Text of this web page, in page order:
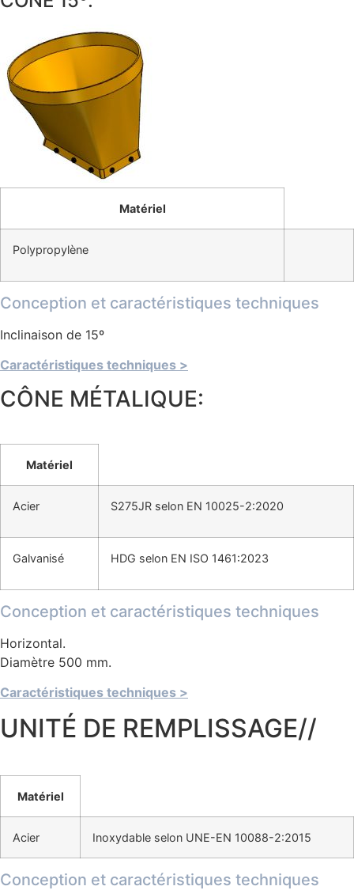
Matériel
Polypropylène
Conception et caractéristiques techniques
Inclinaison de 15º
Caractéristiques techniques >
CÔNE MÉTALIQUE:
Matériel
Acier S275JR selon EN 10025-2:2020
Galvanisé HDG selon EN ISO 1461:2023
Conception et caractéristiques techniques
Horizontal.
Diamètre 500 mm.
Caractéristiques techniques >
UNITÉ DE REMPLISSAGE//
Matériel
Acier Inoxydable selon UNE-EN 10088-2:2015
Conception et caractéristiques techniques